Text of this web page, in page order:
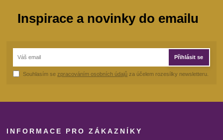
Inspirace a novinky do emailu
Přihlásit se
Souhlasím se zpracováním osobních údajů za účelem rozesílky newsletteru.
INFORMACE PRO ZÁKAZNÍKY